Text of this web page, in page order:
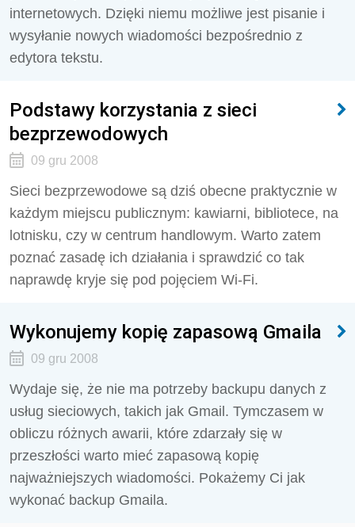
internetowych. Dzięki niemu możliwe jest pisanie i
wysyłanie nowych wiadomości bezpośrednio z
edytora tekstu.
Podstawy korzystania z sieci
bezprzewodowych
09 gru 2008
Sieci bezprzewodowe są dziś obecne praktycznie w
każdym miejscu publicznym: kawiarni, bibliotece, na
lotnisku, czy w centrum handlowym. Warto zatem
poznać zasadę ich działania i sprawdzić co tak
naprawdę kryje się pod pojęciem Wi-Fi.
Wykonujemy kopię zapasową Gmaila
09 gru 2008
Wydaje się, że nie ma potrzeby backupu danych z
usług sieciowych, takich jak Gmail. Tymczasem w
obliczu różnych awarii, które zdarzały się w
przeszłości warto mieć zapasową kopię
najważniejszych wiadomości. Pokażemy Ci jak
wykonać backup Gmaila.